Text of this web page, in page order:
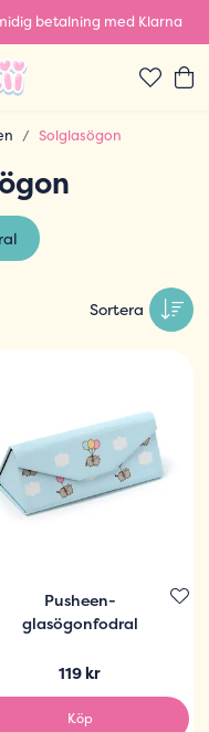
betalning med Klarna
Solglasögon
Sortera
Pusheen-
glasögonfodral
119 kr
Köp